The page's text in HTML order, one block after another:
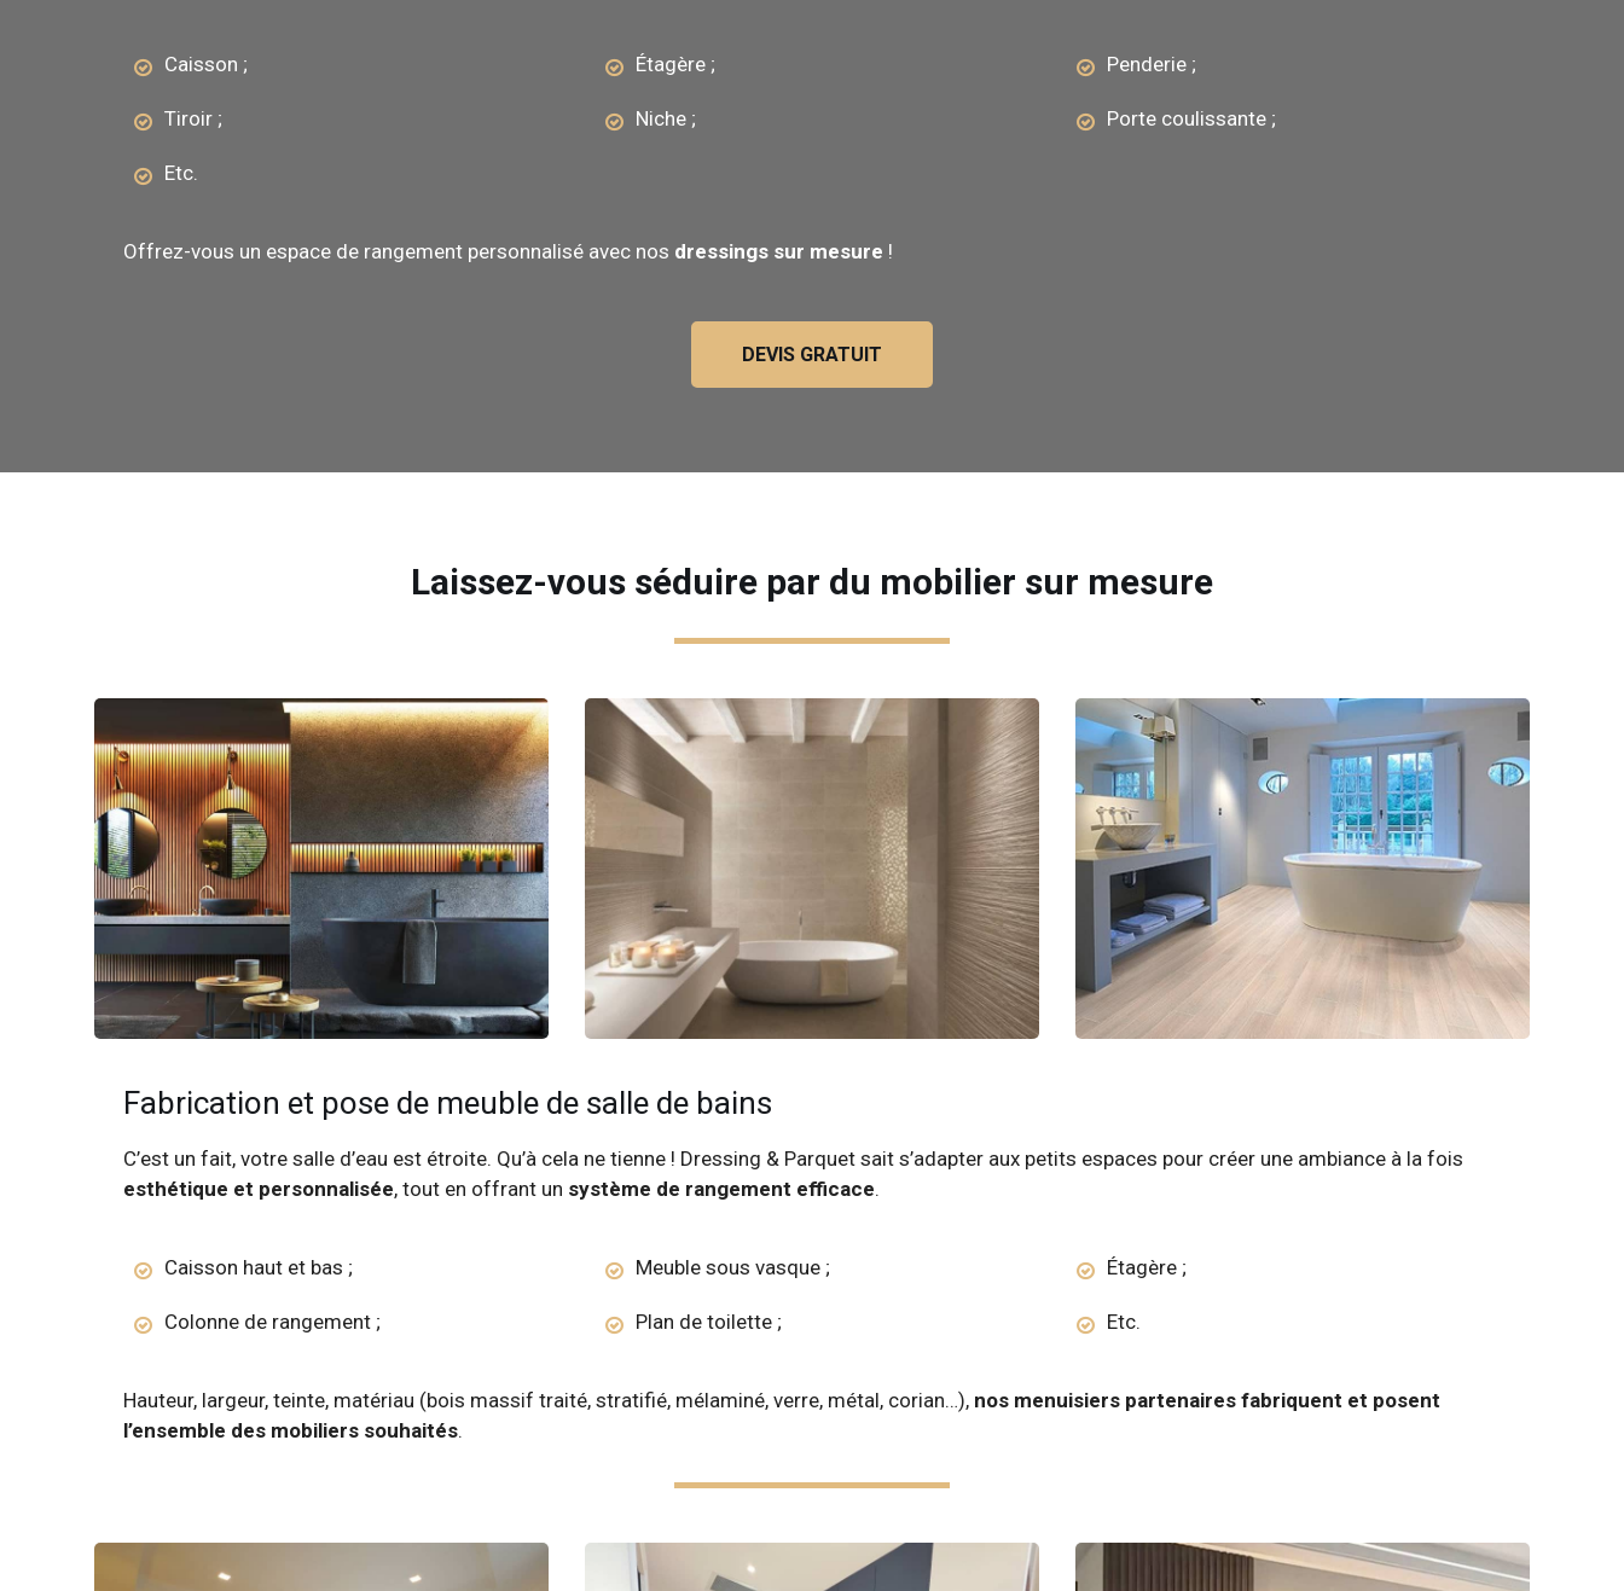
Caisson ;
Tiroir ;
Etc.
Étagère ;
Niche ;
Penderie ;
Porte coulissante ;
Offrez-vous un espace de rangement personnalisé avec nos dressings sur mesure !
DEVIS GRATUIT
Laissez-vous séduire par du mobilier sur mesure
Fabrication et pose de meuble de salle de bains
C’est un fait, votre salle d’eau est étroite. Qu’à cela ne tienne ! Dressing & Parquet sait s’adapter aux petits espaces pour créer une ambiance à la fois
esthétique et personnalisée, tout en offrant un système de rangement efficace.
Caisson haut et bas ;
Colonne de rangement ;
Meuble sous vasque ;
Plan de toilette ;
Étagère ;
Etc.
Hauteur, largeur, teinte, matériau (bois massif traité, stratifié, mélaminé, verre, métal, corian…), nos menuisiers partenaires fabriquent et posent
l’ensemble des mobiliers souhaités.